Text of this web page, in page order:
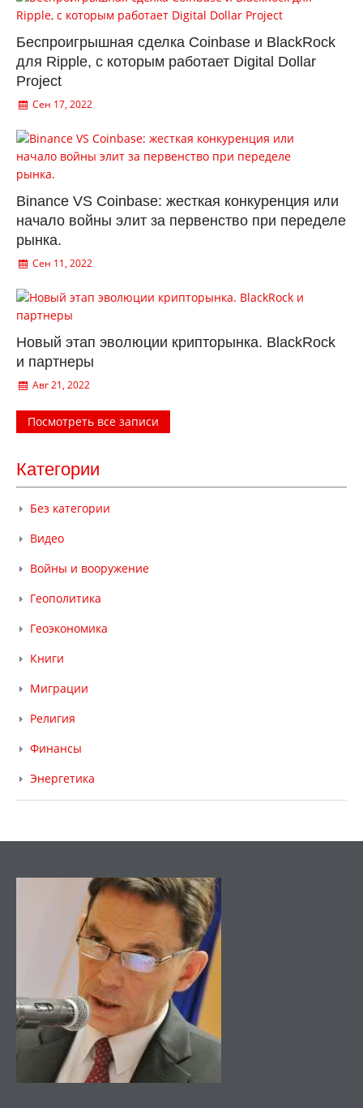
Беспроигрышная сделка Coinbase и BlackRock
для Ripple, с которым работает Digital Dollar
Project
Сен 17, 2022
Binance VS Coinbase: жесткая конкуренция или
начало войны элит за первенство при переделе
рынка.
Сен 11, 2022
Новый этап эволюции крипторынка. BlackRock
и партнеры
Авг 21, 2022
Посмотреть все записи
Категории
Без категории
Видео
Войны и вооружение
Геополитика
Геоэкономика
Книги
Миграции
Религия
Финансы
Энергетика